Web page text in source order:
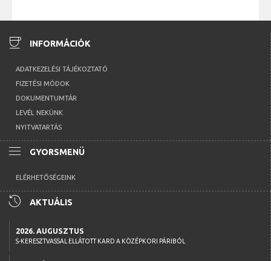
coffee INFORMÁCIÓK
ADATKEZELÉSI TÁJÉKOZTATÓ
FIZETÉSI MÓDOK
DOKUMENTUMTÁR
LEVÉL NEKÜNK
NYITVATARTÁS
menu GYORSMENÜ
ELÉRHETŐSÉGEINK
history AKTUÁLIS
2026. AUGUSZTUS
S-KERESZTVASSAL ELLÁTOTT KARD A KÖZÉPKORI PÁRIBÓL